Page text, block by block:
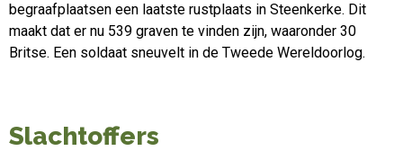
begraafplaatsen een laatste rustplaats in Steenkerke. Dit
maakt dat er nu 539 graven te vinden zijn, waaronder 30
Britse. Een soldaat sneuvelt in de Tweede Wereldoorlog.
Slachtoffers